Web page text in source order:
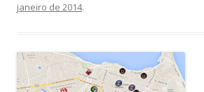
janeiro de 2014.